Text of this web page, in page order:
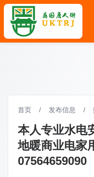
首页 / 发布信息 /
本人专业水电
地暖商业电家
07564659090